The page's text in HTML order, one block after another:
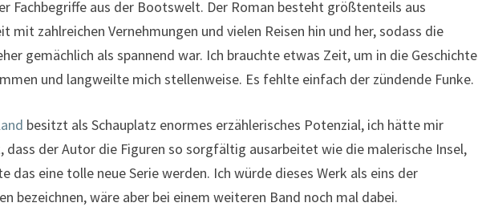
Fachbegriffe aus der Bootswelt. Der Roman besteht größtenteils aus
mit zahlreichen Vernehmungen und vielen Reisen hin und her, sodass die
gemächlich als spannend war. Ich brauchte etwas Zeit, um in die Geschichte
und langweilte mich stellenweise. Es fehlte einfach der zündende Funke.
besitzt als Schauplatz enormes erzählerisches Potenzial, ich hätte mir
dass der Autor die Figuren so sorgfältig ausarbeitet wie die malerische Insel,
das eine tolle neue Serie werden. Ich würde dieses Werk als eins der
bezeichnen, wäre aber bei einem weiteren Band noch mal dabei.